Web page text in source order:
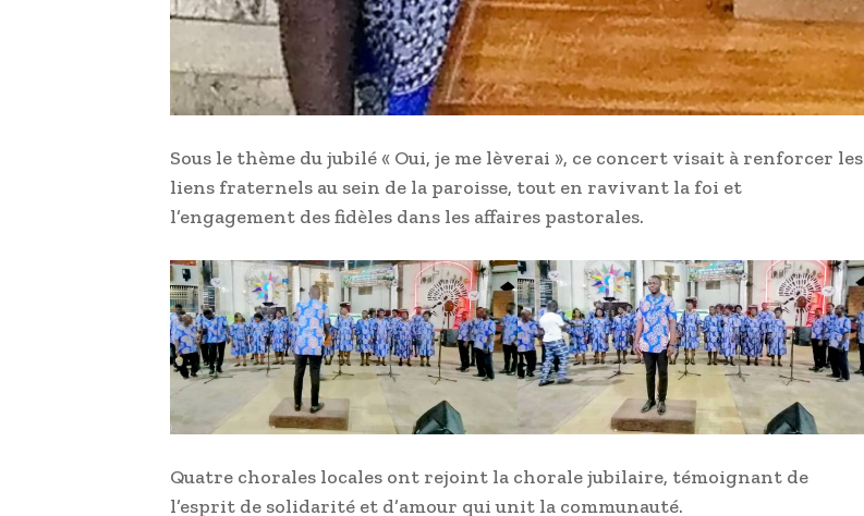
Sous le thème du jubilé « Oui, je me lèverai », ce concert visait à renforcer les
liens fraternels au sein de la paroisse, tout en ravivant la foi et
l’engagement des fidèles dans les affaires pastorales.
Quatre chorales locales ont rejoint la chorale jubilaire, témoignant de
l’esprit de solidarité et d’amour qui unit la communauté.